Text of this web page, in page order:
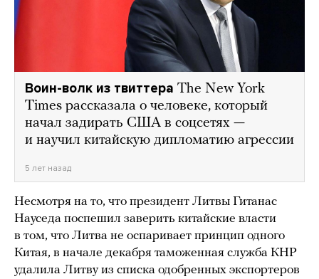
Воин-волк из твиттера The New York
Times рассказала о человеке, который
начал задирать США в соцсетях —
и научил китайскую дипломатию агрессии
5 лет назад
Несмотря на то, что президент Литвы Гитанас
Науседа поспешил заверить китайские власти
в том, что Литва не оспаривает принцип одного
Китая, в начале декабря таможенная служба КНР
удалила Литву из списка одобренных экспортеров